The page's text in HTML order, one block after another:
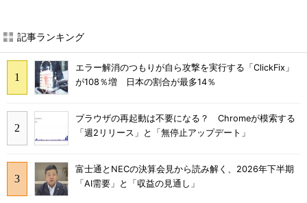
記事ランキング
エラー解消のつもりが自ら攻撃を実行する「ClickFix」
が108％増 日本の割合が最多14％
ブラウザの再起動は不要になる？ Chromeが模索する
「週2リリース」と「無停止アップデート」
富士通とNECの決算会見から読み解く、2026年下半期
「AI需要」と「収益の見通し」